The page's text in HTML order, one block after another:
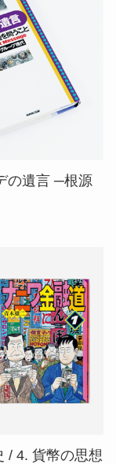
の遺言 ─根源
/ 4. 貨幣の思想